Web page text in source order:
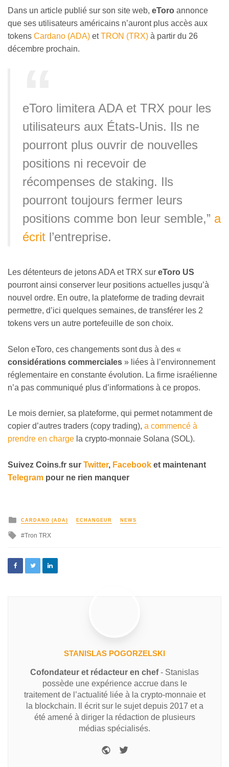
Dans un article publié sur son site web, eToro annonce
que ses utilisateurs américains n’auront plus accès aux
tokens Cardano (ADA) etTRON (TRX) à partir du 26
décembre prochain.
eToro limitera ADA et TRX pour les
utilisateurs aux États-Unis. Ils ne
pourront plus ouvrir de nouvelles
positions ni recevoir de
récompenses de staking. Ils
pourront toujours fermer leurs
positions comme bon leur semble,” a
écrit l’entreprise.
Les détenteurs de jetons ADA et TRX sur eToro US
pourront ainsi conserver leur positions actuelles jusqu’à
nouvel ordre. En outre, la plateforme de trading devrait
permettre, d’ici quelques semaines, de transférer les 2
tokens vers un autre portefeuille de son choix.
Selon eToro, ces changements sont dus à des «
considérations commerciales » liées à l’environnement
réglementaire en constante évolution. La firme israélienne
n’a pas communiqué plus d’informations à ce propos.
Le mois dernier, sa plateforme, qui permet notamment de
copier d’autres traders (copy trading), a commencé à
prendre en charge la crypto-monnaie Solana (SOL).
Suivez Coins.fr sur Twitter, Facebook et maintenant
Telegram pour ne rien manquer
CARDANO (ADA) ECHANGEUR NEWS
Tron TRX
STANISLAS POGORZELSKI
Cofondateur et rédacteur en chef- Stanislas
possède une expérience accrue dans le
traitement de l’actualité liée à la crypto-monnaie et
la blockchain. Il écrit sur le sujet depuis 2017 et a
été amené à diriger la rédaction de plusieurs
médias spécialisés.